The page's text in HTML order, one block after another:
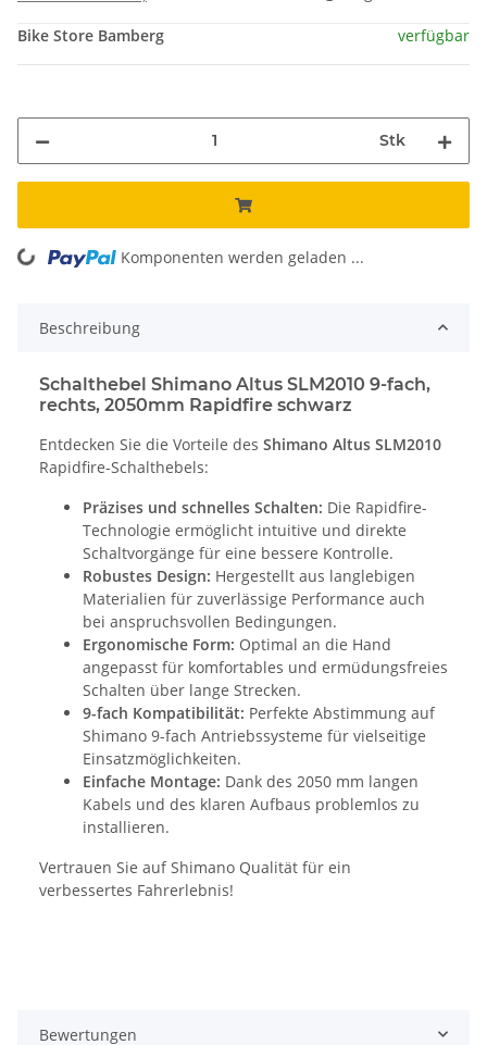
Bike Store Bamberg verfügbar
Stk
Loading... Komponenten werden geladen ...
Beschreibung
Schalthebel Shimano Altus SLM2010 9-fach,
rechts, 2050mm Rapidfire schwarz
Entdecken Sie die Vorteile des Shimano Altus SLM2010
Rapidfire-Schalthebels:
Präzises und schnelles Schalten: Die Rapidfire-
Technologie ermöglicht intuitive und direkte
Schaltvorgänge für eine bessere Kontrolle.
Robustes Design: Hergestellt aus langlebigen
Materialien für zuverlässige Performance auch
bei anspruchsvollen Bedingungen.
Ergonomische Form: Optimal an die Hand
angepasst für komfortables und ermüdungsfreies
Schalten über lange Strecken.
9-fach Kompatibilität: Perfekte Abstimmung auf
Shimano 9-fach Antriebssysteme für vielseitige
Einsatzmöglichkeiten.
Einfache Montage: Dank des 2050 mm langen
Kabels und des klaren Aufbaus problemlos zu
installieren.
Vertrauen Sie auf Shimano Qualität für ein
verbessertes Fahrerlebnis!
Bewertungen